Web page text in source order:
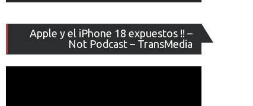
Apple y el iPhone 18 expuestos !! –
Not Podcast – TransMedia
de
vídeo